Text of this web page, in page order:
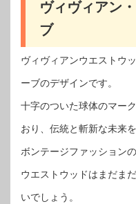
ヴィヴィアン
ブ
ヴィヴィアンウエストウ
ーブのデザインです。
十字のついた球体のマー
おり、伝統と斬新な未来
ボンテージファッション
ウエストウッドはまだま
いでしょう。